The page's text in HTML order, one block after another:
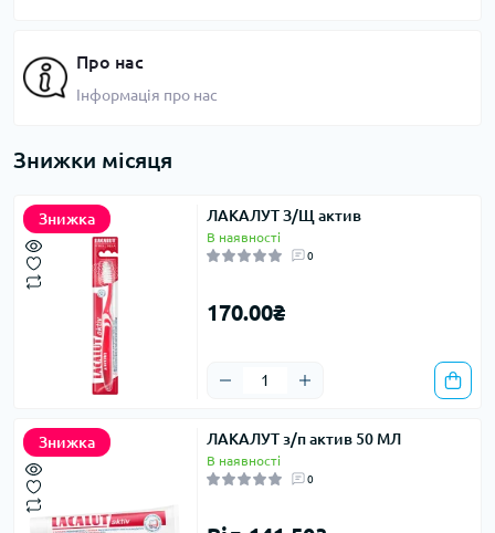
Про нас
Інформація про нас
Знижки місяця
Знижка ЛАКАЛУТ З/Щ актив
В наявності
0
170.00₴
Знижка ЛАКАЛУТ з/п актив 50 МЛ
В наявності
0